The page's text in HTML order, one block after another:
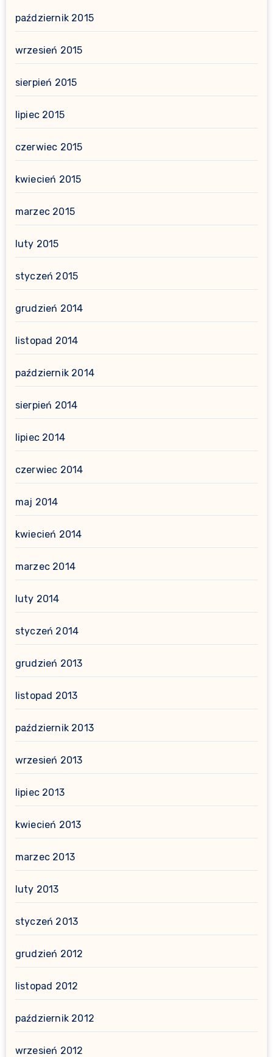
październik 2015
wrzesień 2015
sierpień 2015
lipiec 2015
czerwiec 2015
kwiecień 2015
marzec 2015
luty 2015
styczeń 2015
grudzień 2014
listopad 2014
październik 2014
sierpień 2014
lipiec 2014
czerwiec 2014
maj 2014
kwiecień 2014
marzec 2014
luty 2014
styczeń 2014
grudzień 2013
listopad 2013
październik 2013
wrzesień 2013
lipiec 2013
kwiecień 2013
marzec 2013
luty 2013
styczeń 2013
grudzień 2012
listopad 2012
październik 2012
wrzesień 2012